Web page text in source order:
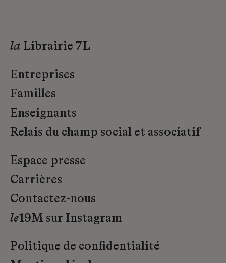
la Librairie 7L
Entreprises
Familles
Enseignants
Relais du champ social et associatif
Espace presse
Carrières
Contactez-nous
le19M sur Instagram
Politique de confidentialité